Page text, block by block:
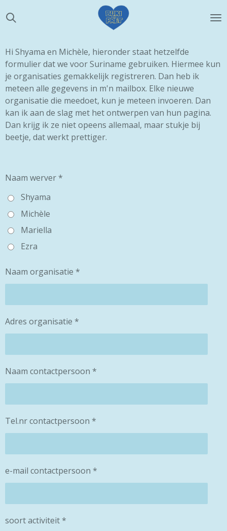
direct
de
hoofdinhoud
Hi Shyama en Michèle, hieronder staat hetzelfde
formulier dat we voor Suriname gebruiken. Hiermee kun
je organisaties gemakkelijk registreren. Dan heb ik
meteen alle gegevens in m'n mailbox. Elke nieuwe
organisatie die meedoet, kun je meteen invoeren. Dan
kan ik aan de slag met het ontwerpen van hun pagina.
Dan krijg ik ze niet opeens allemaal, maar stukje bij
beetje, dat werkt prettiger.
Naam werver *
Shyama
Michèle
Mariella
Ezra
Naam organisatie *
Adres organisatie *
Naam contactpersoon *
Tel.nr contactpersoon *
e-mail contactpersoon *
soort activiteit *